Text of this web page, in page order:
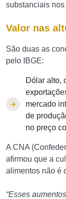
substanciais nos
Valor nas
São duas as
pelo IBGE:
Dólar alto,
mercado
de
no preço
A CNA
afirmou que a
alimentos não é
“Esses